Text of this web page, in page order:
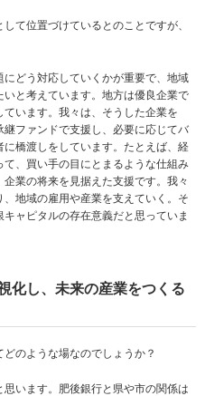
て位置づけているとのことですが、
どう対応していくかが重要で、地域
と考えています。地方は優良企業で
います。我々は、そうした企業を
継ファンドで支援し、必要に応じてバ
橋渡しをしています。たとえば、経
、買い手の目にとまるような仕組み
業の将来を見据えた支援です。我々
地域の雇用や産業を支えていく。そ
ャピタルの存在意義だと思っていま
化し、未来の産業をつくる
のような場なのでしょうか？
思います。肥後銀行と県や市の関係は